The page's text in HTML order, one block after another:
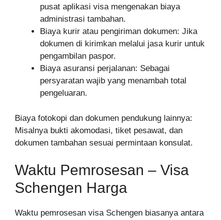
pusat aplikasi visa mengenakan biaya
administrasi tambahan.
Biaya kurir atau pengiriman dokumen: Jika
dokumen di kirimkan melalui jasa kurir untuk
pengambilan paspor.
Biaya asuransi perjalanan: Sebagai
persyaratan wajib yang menambah total
pengeluaran.
Biaya fotokopi dan dokumen pendukung lainnya:
Misalnya bukti akomodasi, tiket pesawat, dan
dokumen tambahan sesuai permintaan konsulat.
Waktu Pemrosesan – Visa
Schengen Harga
Waktu pemrosesan visa Schengen biasanya antara